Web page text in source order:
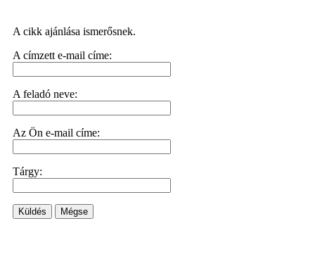
A cikk ajánlása ismerősnek.
A címzett e-mail címe:
A feladó neve:
Az Ön e-mail címe:
Tárgy:
Küldés Mégse